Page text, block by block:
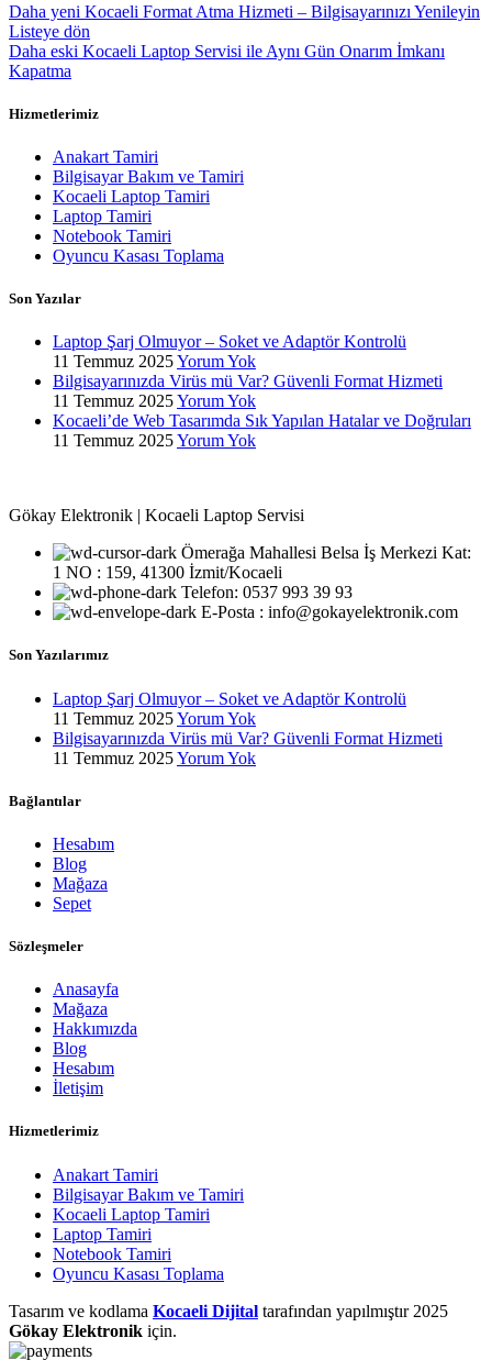
Daha yeni Kocaeli Format Atma Hizmeti – Bilgisayarınızı Yenileyin
Listeye dön
Daha eski Kocaeli Laptop Servisi ile Aynı Gün Onarım İmkanı
Kapatma
Hizmetlerimiz
Anakart Tamiri
Bilgisayar Bakım ve Tamiri
Kocaeli Laptop Tamiri
Laptop Tamiri
Notebook Tamiri
Oyuncu Kasası Toplama
Son Yazılar
Laptop Şarj Olmuyor – Soket ve Adaptör Kontrolü
11 Temmuz 2025Yorum Yok
Bilgisayarınızda Virüs mü Var? Güvenli Format Hizmeti
11 Temmuz 2025Yorum Yok
Kocaeli’de Web Tasarımda Sık Yapılan Hatalar ve Doğruları
11 Temmuz 2025Yorum Yok
Gökay Elektronik | Kocaeli Laptop Servisi
Ömerağa Mahallesi Belsa İş Merkezi Kat:
1 NO : 159, 41300 İzmit/Kocaeli
Telefon: 0537 993 39 93
E-Posta : info@gokayelektronik.com
Son Yazılarımız
Laptop Şarj Olmuyor – Soket ve Adaptör Kontrolü
11 Temmuz 2025Yorum Yok
Bilgisayarınızda Virüs mü Var? Güvenli Format Hizmeti
11 Temmuz 2025Yorum Yok
Bağlantılar
Hesabım
Blog
Mağaza
Sepet
Sözleşmeler
Anasayfa
Mağaza
Hakkımızda
Blog
Hesabım
İletişim
Hizmetlerimiz
Anakart Tamiri
Bilgisayar Bakım ve Tamiri
Kocaeli Laptop Tamiri
Laptop Tamiri
Notebook Tamiri
Oyuncu Kasası Toplama
Tasarım ve kodlama Kocaeli Dijital tarafından yapılmıştır 2025
Gökay Elektronik için.